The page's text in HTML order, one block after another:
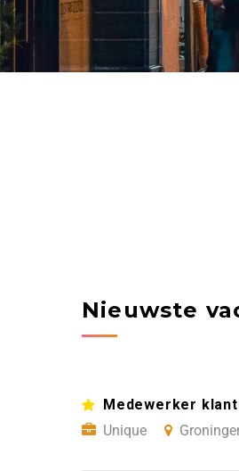
Nieuwste
Medewerker
Unique